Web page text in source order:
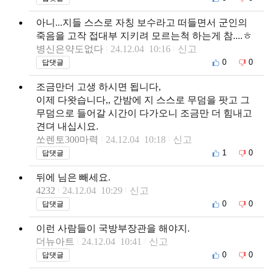
아니...지들 스스로 자칭 보수라고 떠들면서 군인의
죽음을 고작 접대부 지키려 모르는척 하는게 참....ㅎ
병신은약도없다
24.12.04 10:16 신고
답댓글 0 0
조금만더 고생 하시면 됩니다,
이제 다왓습니다,, 간밤에 지 스스로 무덤을 팟고 그
무덤으로 들어갈 시간이 다가오니 조금만 더 힘내고
견뎌 내십시요.
쏘렌토300마력
24.12.04 10:18 신고
답댓글 1 0
뒤에 님은 빼세요.
4232
24.12.04 10:29 신고
답댓글 0 0
이런 사람들이 국방부장관을 해야지.
더뉴아트
24.12.04 10:41 신고
답댓글 0 0